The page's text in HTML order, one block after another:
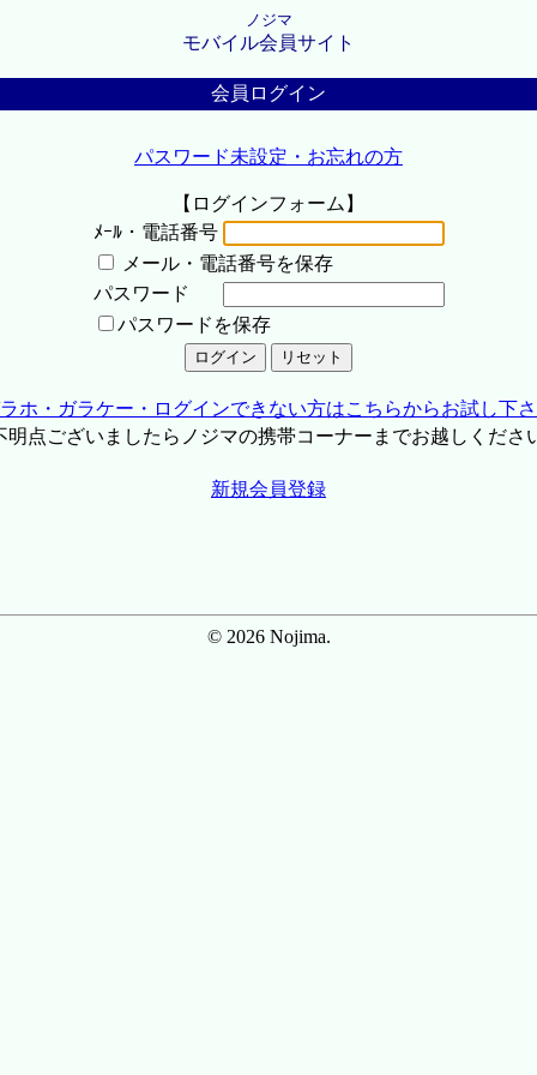
ノジマ
モバイル会員サイト
会員ログイン
パスワード未設定・お忘れの方
【ログインフォーム】
ﾒｰﾙ・電話番号
メール・電話番号を保存
パスワード
パスワードを保存
ホ・ガラケー・ログインできない方はこちらからお試し下
点ございましたらノジマの携帯コーナーまでお越しくださ
新規会員登録
© 2026 Nojima.